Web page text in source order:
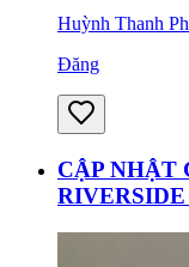
Huỳnh Thanh
Đăng
CẬP NHẬT